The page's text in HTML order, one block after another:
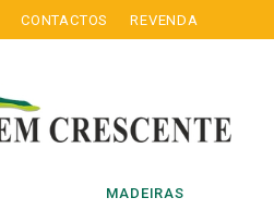
CONTACTOS REVENDA
MADEIRAS